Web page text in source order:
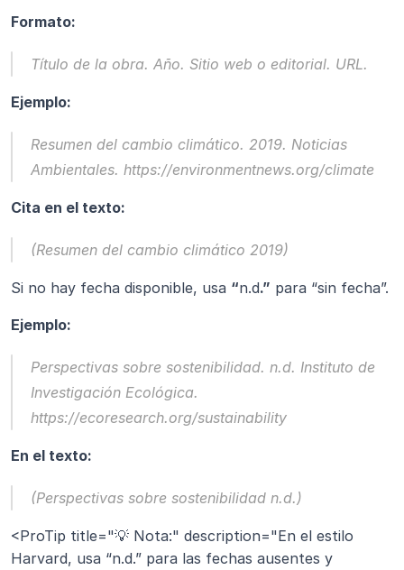
Formato:
Título de la obra. Año. Sitio web o editorial. URL.
Ejemplo:
Resumen del cambio climático. 2019. Noticias
Ambientales. https://environmentnews.org/climate
Cita en el texto:
(Resumen del cambio climático 2019)
Si no hay fecha disponible, usa “n.d.” para “sin fecha”.
Ejemplo:
Perspectivas sobre sostenibilidad. n.d. Instituto de
Investigación Ecológica.
https://ecoresearch.org/sustainability
En el texto:
(Perspectivas sobre sostenibilidad n.d.)
<ProTip title="💡 Nota:" description="En el estilo
Harvard, usa “n.d.” para las fechas ausentes y